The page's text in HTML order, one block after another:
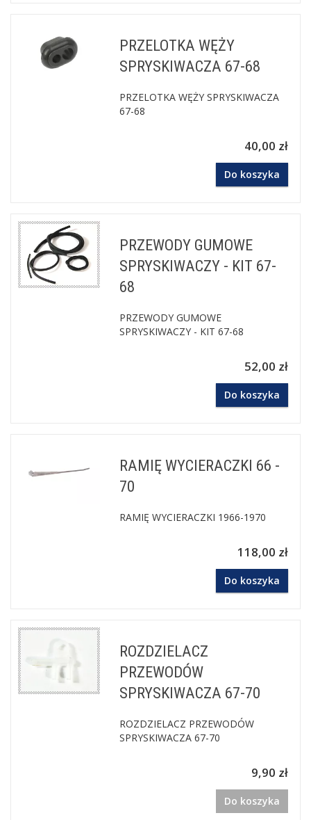
PRZELOTKA WĘŻY
SPRYSKIWACZA 67-68
PRZELOTKA WĘŻY SPRYSKIWACZA
67-68
40,00 zł
Do koszyka
PRZEWODY GUMOWE
SPRYSKIWACZY - KIT 67-
68
PRZEWODY GUMOWE
SPRYSKIWACZY - KIT 67-68
52,00 zł
Do koszyka
RAMIĘ WYCIERACZKI 66 -
70
RAMIĘ WYCIERACZKI 1966-1970
118,00 zł
Do koszyka
ROZDZIELACZ
PRZEWODÓW
SPRYSKIWACZA 67-70
ROZDZIELACZ PRZEWODÓW
SPRYSKIWACZA 67-70
9,90 zł
Do koszyka